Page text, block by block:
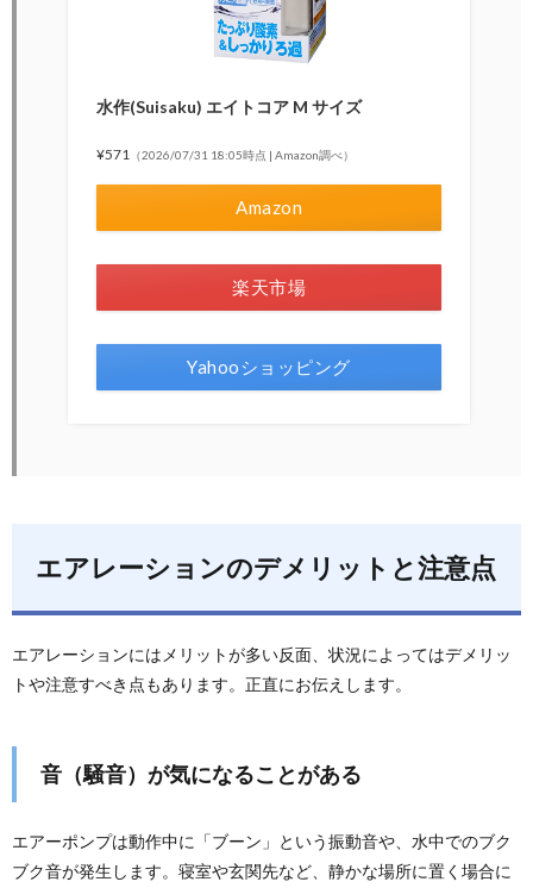
水作(Suisaku) エイトコア M サイズ
¥571 （2026/07/31 18:05時点 | Amazon調べ）
Amazon
楽天市場
Yahooショッピング
エアレーションのデメリットと注意点
エアレーションにはメリットが多い反面、状況によってはデメリッ
トや注意すべき点もあります。正直にお伝えします。
音（騒音）が気になることがある
エアーポンプは動作中に「ブーン」という振動音や、水中でのブク
ブク音が発生します。寝室や玄関先など、静かな場所に置く場合に